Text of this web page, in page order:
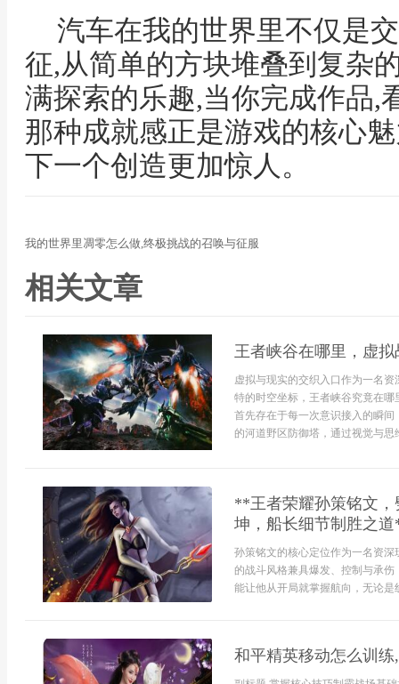
汽车在我的世界里不仅是
征,从简单的方块堆叠到复杂
满探索的乐趣,当你完成作品,
那种成就感正是游戏的核心
下一个创造更加惊人。
我的世界里凋零怎么做,终极挑战的召唤与征服
相关文章
王者峡谷在哪里，虚
虚拟与现实的交织入口作为一名
特的时空坐标，王者峡谷究竟在
首先存在于每一次意识接入的瞬
的河道野区防御塔，通过视觉与思
**王者荣耀孙策铭文
坤，船长细节制胜之
孙策铭文的核心定位作为一名资
的战斗风格兼具爆发、控制与承
能让他从开局就掌握航向，无论
和平精英移动怎么训